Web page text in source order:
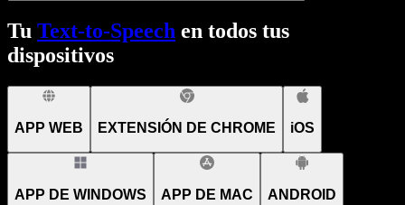
Tu Text-to-Speech en todos tus
dispositivos
APP WEB EXTENSIÓN DE CHROME iOS
APP DE WINDOWS APP DE MAC ANDROID